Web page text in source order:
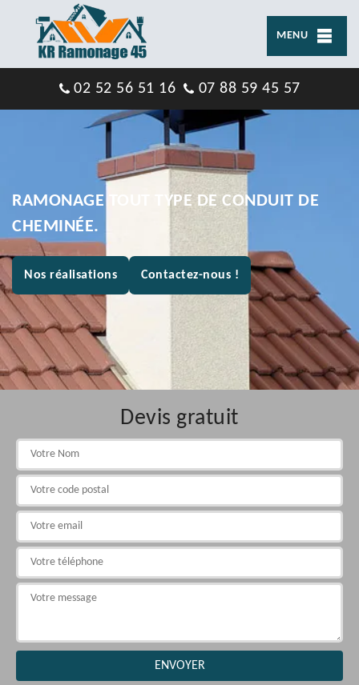
MENU
02 52 56 51 16 07 88 59 45 57
RAMONAGE TOUT TYPE DE CONDUIT DE
CHEMINÉE.
Nos réalisations Contactez-nous !
Devis gratuit